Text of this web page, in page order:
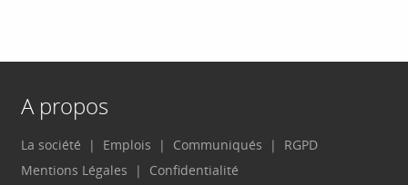
A propos
La société Emplois Communiqués
RGPD
Mentions Légales
Confidentialité